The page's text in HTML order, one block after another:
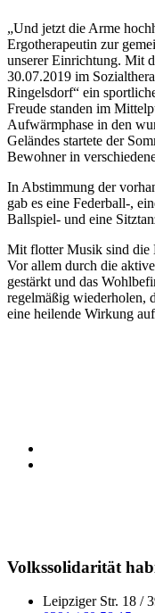
„Und jetzt die Arme
Ergotherapeutin zur
unserer Einrichtung. Mit
30.07.2019 im
Ringelsdorf“ ein
Freude standen im
Aufwärmphase in den
Geländes startete der
Bewohner in
In Abstimmung der
gab es eine Federball-,
Ballspiel- und eine
Mit flotter Musik sind die
Vor allem durch die
gestärkt und das
regelmäßig wiederholen,
eine heilende Wirkung
Volkssolidarität
Leipziger Str. 18 /